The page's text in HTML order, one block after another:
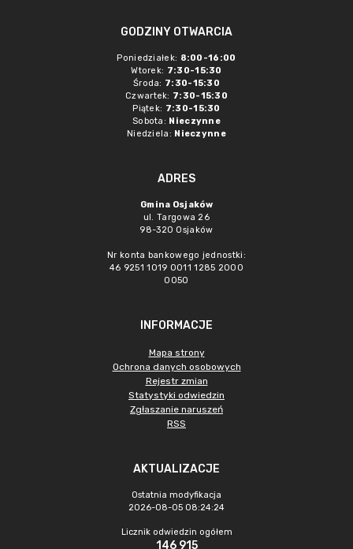
GODZINY OTWARCIA
Poniedziałek: 8:00-16:00
Wtorek: 7:30-15:30
Środa: 7:30-15:30
Czwartek: 7:30-15:30
Piątek: 7:30-15:30
Sobota: Nieczynne
Niedziela: Nieczynne
ADRES
Gmina Osjaków
ul. Targowa 26
98-320 Osjaków
Nr konta bankowego jednostki:
46 9251 1019 0011 1285 2000
0050
INFORMACJE
Mapa strony
Ochrona danych osobowych
Rejestr zmian
Statystyki odwiedzin
Zgłaszanie naruszeń
RSS
AKTUALIZACJE
Ostatnia modyfikacja
2026-08-05 08:24:24
Licznik odwiedzin ogółem
146 915